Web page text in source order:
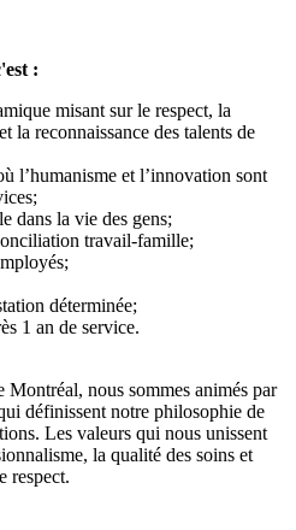
:
misant sur le respect, la
la reconnaissance des talents de
l’humanisme et l’innovation sont
dans la vie des gens;
travail-famille;
déterminée;
1 an de service.
nous sommes animés par
définissent notre philosophie de
Les valeurs qui nous unissent
la qualité des soins et
respect.